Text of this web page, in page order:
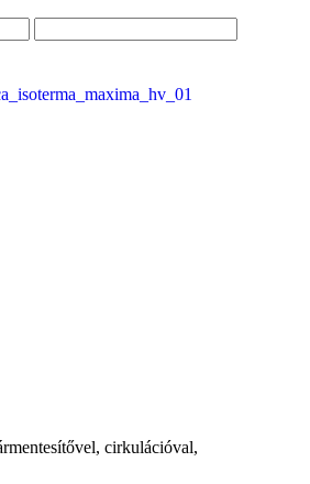
cirkulációval,